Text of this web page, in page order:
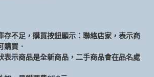
存不足，購買按鈕顯示：聯絡店家，表示商
購買．
表示商品是全新商品，二手商品會在品名處